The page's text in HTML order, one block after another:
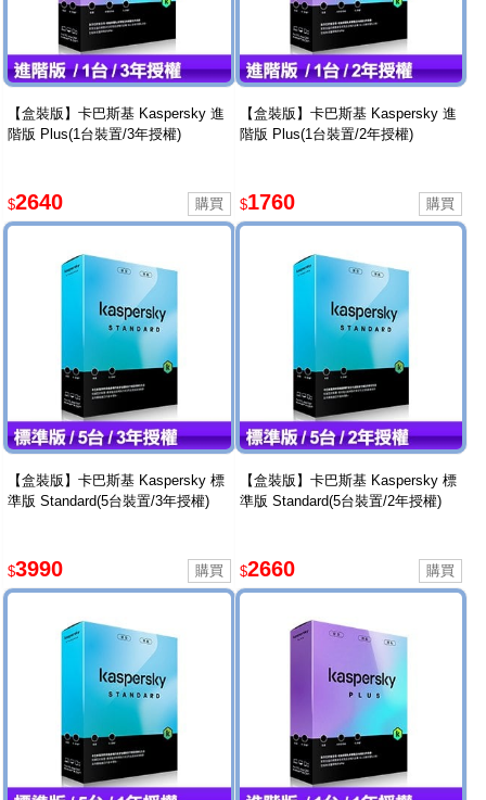
【盒裝版】卡巴斯基 Kaspersky 進
階版 Plus(1台裝置/3年授權)
$2640
【盒裝版】卡巴斯基 Kaspersky 進
階版 Plus(1台裝置/2年授權)
$1760
【盒裝版】卡巴斯基 Kaspersky 標
準版 Standard(5台裝置/3年授權)
$3990
【盒裝版】卡巴斯基 Kaspersky 標
準版 Standard(5台裝置/2年授權)
$2660